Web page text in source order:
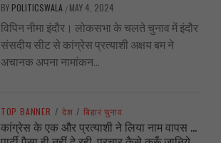
BY POLITICSWALA / MAY 4, 2024
विपिन नीमा इंदौर। लोकसभा के चलते चुनाव में इंदौर
संसदीय सीट से कांग्रेस प्रत्याशी अक्षय बम ने
अचानक अपना नामांकन...
TOP BANNER / देश / बिहार चुनाव
कांग्रेस के एक और प्रत्याशी ने लिया नाम वापस …